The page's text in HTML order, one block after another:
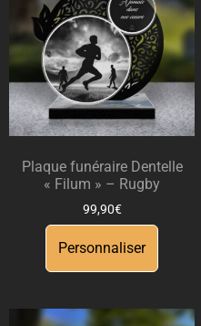
Plaque funéraire Dentelle
« Filum » – Rugby
99,90€
Personnaliser